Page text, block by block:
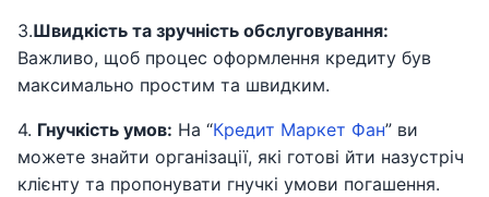
3.Швидкість та зручність обслуговування:
Важливо, щоб процес оформлення кредиту був
максимально простим та швидким.
4. Гнучкість умов: На “Кредит Маркет Фан” ви
можете знайти організації, які готові йти назустріч
клієнту та пропонувати гнучкі умови погашення.